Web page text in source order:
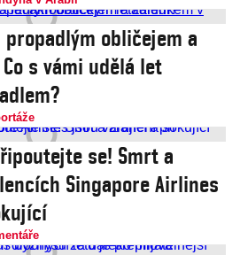
propadlým obličejem a
s vámi udělá let
se! Smrt a
Singapore Airlines